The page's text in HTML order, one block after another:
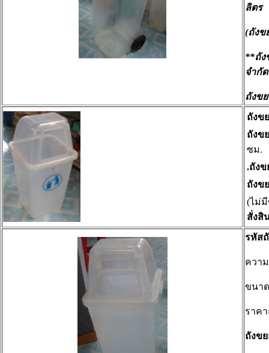
ลิตร
(ถังข
**ถัง
จำกั
ถังข
ถังข
ถังข
ซม.
.ถังข
ถังข
(ไม่
สั่งสิ
รหัส
ควา
ขนาด
ราคา
ถังข